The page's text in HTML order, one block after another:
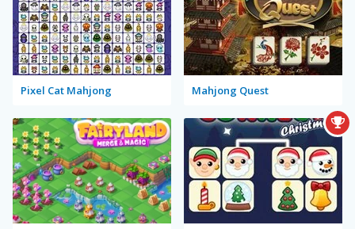
Pixel Cat Mahjong Mahjong Quest